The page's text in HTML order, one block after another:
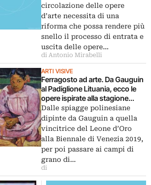
circolazione delle opere
d’arte necessita di una
riforma che possa rendere più
snello il processo di entrata e
uscita delle opere…
di Antonio Mirabelli
ARTI VISIVE
Ferragosto ad arte. Da Gauguin
al Padiglione Lituania, ecco le
opere ispirate alla stagione
estiva
Dalle spiagge polinesiane
dipinte da Gauguin a quella
vincitrice del Leone d’Oro
alla Biennale di Venezia 2019,
per poi passare ai campi di
grano di…
di